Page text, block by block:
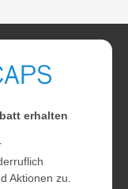
erhalten
Aktionen zu.